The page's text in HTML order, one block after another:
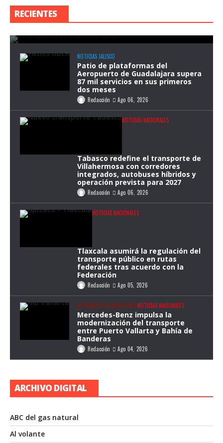
RECIENTES
para garantizar transporte público
durante eventos masivos
NOTICIAS JALISCO
Patio de plataformas del
Aeropuerto de Guadalajara supera
87 mil servicios en sus primeros
dos meses
Redacción Ago 06, 2026
NOTICIAS NACIONALES
Tabasco redefine el transporte de
Villahermosa con corredores
integrados, autobuses híbridos y
operación prevista para 2027
Redacción Ago 06, 2026
NOTICIAS NACIONALES
Tlaxcala asumirá la regulación del
transporte público en rutas
federales tras acuerdo con la
Federación
Redacción Ago 05, 2026
NOTICIAS DE LA INDUSTRIA NOTICIAS NACIONALES
Mercedes-Benz impulsa la
modernización del transporte
entre Puerto Vallarta y Bahía de
Banderas
Redacción Ago 04, 2026
ARCHIVO DIGITAL
ABC del gas natural
Al volante